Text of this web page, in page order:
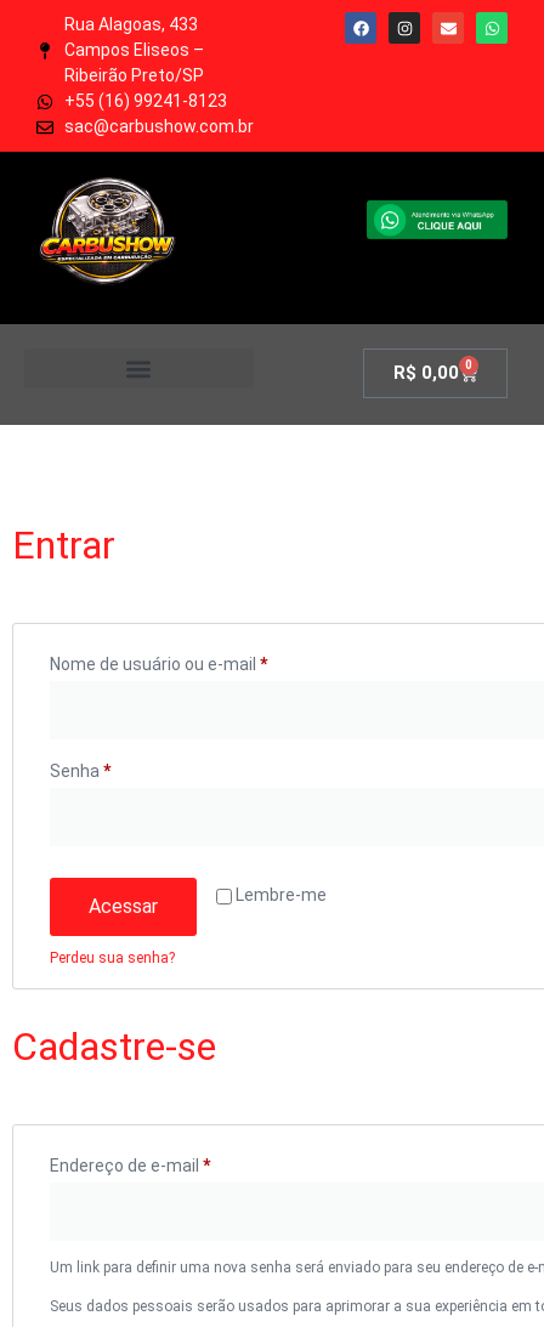
Rua Alagoas, 433
Campos Eliseos –
Ribeirão Preto/SP
+55 (16) 99241-8123
sac@carbushow.com.br
R$ 0,00 0
Entrar
Nome de usuário ou e-mail *
Senha *
Lembre-me
Acessar
Perdeu sua senha?
Cadastre-se
Endereço de e-mail *
Um link para definir uma nova senha será enviado para seu endereço de e-
Seus dados pessoais serão usados para aprimorar a sua experiência